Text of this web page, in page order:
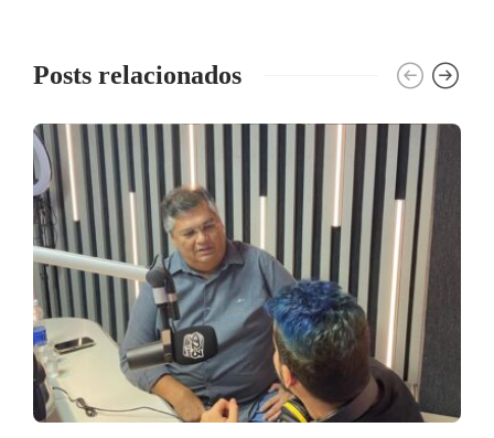
Posts relacionados